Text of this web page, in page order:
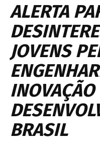
ALERTA
JOVENS
INOVAÇÃO
BRASIL